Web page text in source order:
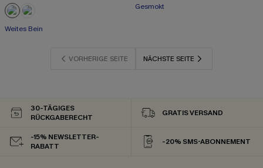
Weites Bein
Gesmokt
VORHERIGE SEITE NÄCHSTE SEITE
30-TÄGIGES
RÜCKGABERECHT
GRATIS VERSAND
-15% NEWSLETTER-
RABATT
-20% SMS-ABONNEMENT